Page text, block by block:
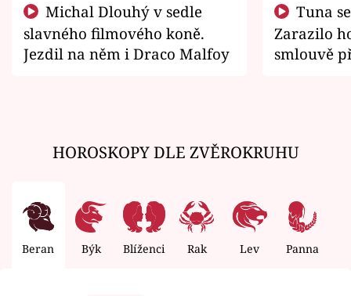
slavného filmového koně.
Jezdil na něm i Draco Malfoy
Zarazilo
smlouvě
HOROSKOPY DLE ZVĚROKRUHU
Beran Býk Blíženci Rak Lev Panna